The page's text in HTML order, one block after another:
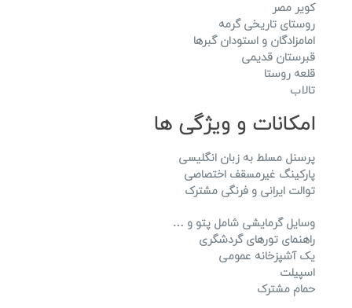
کویر مصر
روستای تاریخی گرمه
امامزادگان و استودان گبرها
قبرستان قدیمی
قلعه روستا
تالاب
امکانات و ویژگی ها
پرسنل مسلط به زبان انگلیسی
پارکینگ غیرمسقف اختصاصی
توالت ایرانی و فرنگی مشترک
وسایل گرمایشی شامل پتو و …
راهنمای تورهای گردشگری
یک آشپزخانه عمومی
اسپیلت
حمام مشترک